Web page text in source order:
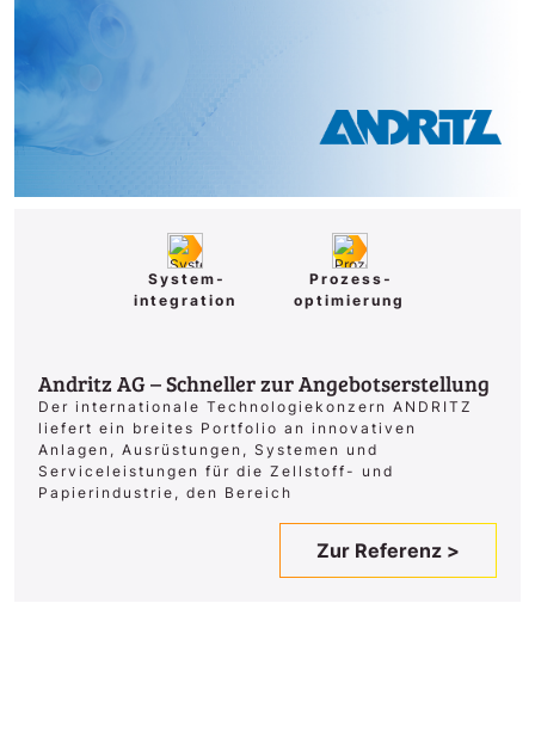
Andritz AG – Schneller zur Angebotserstellung
Der internationale Technologiekonzern ANDRITZ
liefert ein breites Portfolio an innovativen
Anlagen, Ausrüstungen, Systemen und
Serviceleistungen für die Zellstoff- und
Papierindustrie, den Bereich
Zur Referenz >
System­
integration
Prozess­­
optimierung